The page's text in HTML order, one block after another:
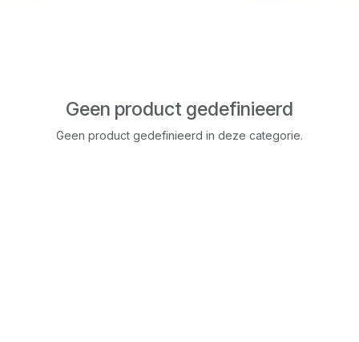
Geen product gedefinieerd
Geen product gedefinieerd in deze categorie.